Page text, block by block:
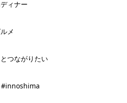
ィナー
メ
つながりたい